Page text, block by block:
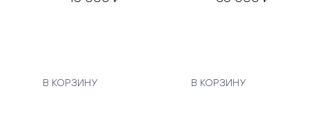
В КОРЗИНУ В КОРЗИНУ